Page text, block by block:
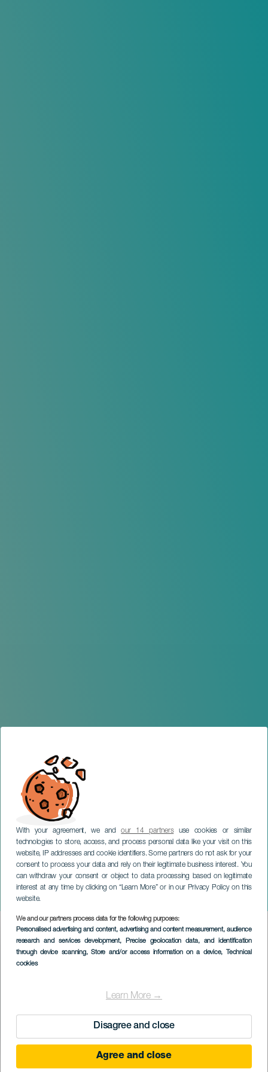
With your agreement, we andour 14 partnersuse cookies or similar
technologies to store, access, and process personal data like your visit on this
website, IP addresses and cookie identifiers. Some partners do not ask for your
consent to process your data and rely on their legitimate business interest. You
can withdraw your consent or object to data processing based on legitimate
interest at any time by clicking on “Learn More” or in our Privacy Policy on this
website.
We and our partners process data for the following purposes:
Personalised advertising and content, advertising and content measurement, audience
research and services development, Precise geolocation data, and identification
through device scanning, Store and/or access information on a device, Technical
cookies
Learn More →
Disagree and close
Agree and close
Le storie del genio
GRAN CANARIA
Imagen
Listado